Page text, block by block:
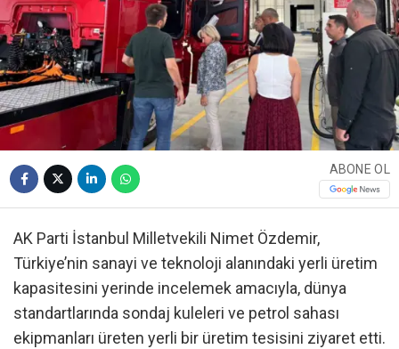
ABONE OL
AK Parti İstanbul Milletvekili Nimet Özdemir,
Türkiye’nin sanayi ve teknoloji alanındaki yerli üretim
kapasitesini yerinde incelemek amacıyla, dünya
standartlarında sondaj kuleleri ve petrol sahası
ekipmanları üreten yerli bir üretim tesisini ziyaret etti.